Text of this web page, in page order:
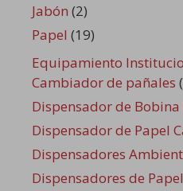
Jabón (2)
Papel (19)
Equipamiento
Cambiador de pañales
Dispensador de
Dispensador de Papel
Dispensadores
Dispensadores de